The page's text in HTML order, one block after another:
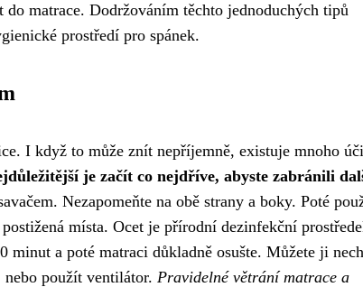
matrace. Dodržováním těchto jednoduchých tipů
prostředí pro spánek.
I když to může znít nepříjemně, existuje mnoho
je začít co nejdříve, abyste zabránili
Nezapomeňte na obě strany a boky. Poté
místa. Ocet je přírodní dezinfekční
a poté matraci důkladně osušte. Můžete ji
použít ventilátor. Pravidelné větrání matrace a